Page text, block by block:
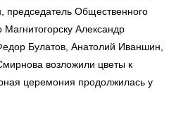
председатель Общественного
Александр
Булатов, Анатолий Иваншин,
возложили цветы к
церемония продолжилась у